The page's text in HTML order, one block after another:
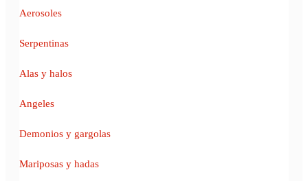
Aerosoles
Serpentinas
Alas y halos
Angeles
Demonios y gargolas
Mariposas y hadas